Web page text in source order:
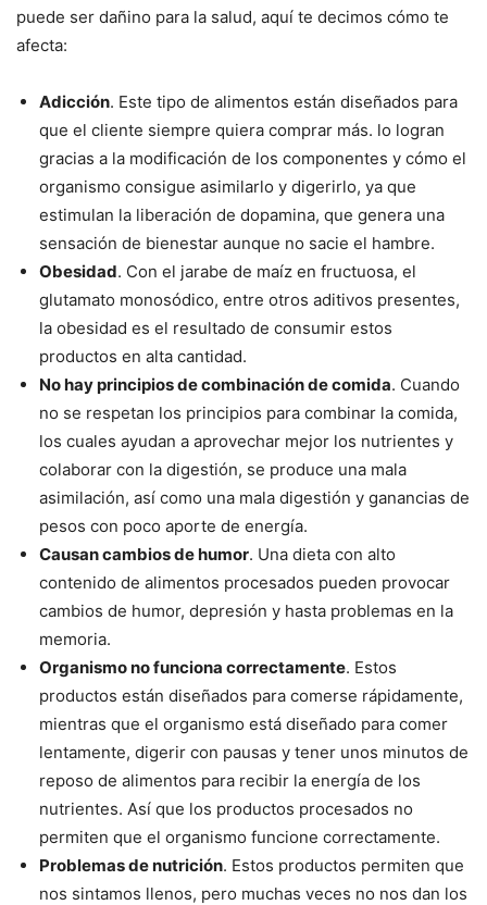
puede ser dañino para la salud, aquí te decimos cómo te
afecta:
Adicción. Este tipo de alimentos están diseñados para
que el cliente siempre quiera comprar más. lo logran
gracias a la modificación de los componentes y cómo el
organismo consigue asimilarlo y digerirlo, ya que
estimulan la liberación de dopamina, que genera una
sensación de bienestar aunque no sacie el hambre.
Obesidad. Con el jarabe de maíz en fructuosa, el
glutamato monosódico, entre otros aditivos presentes,
la obesidad es el resultado de consumir estos
productos en alta cantidad.
No hay principios de combinación de comida. Cuando
no se respetan los principios para combinar la comida,
los cuales ayudan a aprovechar mejor los nutrientes y
colaborar con la digestión, se produce una mala
asimilación, así como una mala digestión y ganancias de
pesos con poco aporte de energía.
Causan cambios de humor. Una dieta con alto
contenido de alimentos procesados pueden provocar
cambios de humor, depresión y hasta problemas en la
memoria.
Organismo no funciona correctamente. Estos
productos están diseñados para comerse rápidamente,
mientras que el organismo está diseñado para comer
lentamente, digerir con pausas y tener unos minutos de
reposo de alimentos para recibir la energía de los
nutrientes. Así que los productos procesados no
permiten que el organismo funcione correctamente.
Problemas de nutrición. Estos productos permiten que
nos sintamos llenos, pero muchas veces no nos dan los